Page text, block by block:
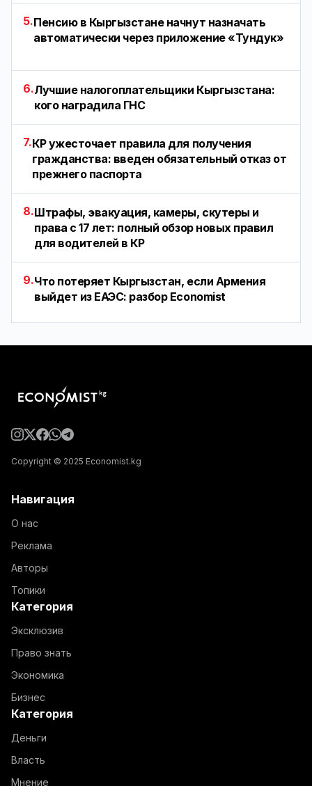
5.Пенсию в Кыргызстане начнут назначать
автоматически через приложение «Тундук»
6.Лучшие налогоплательщики Кыргызстана:
кого наградила ГНС
7.КР ужесточает правила для получения
гражданства: введен обязательный отказ от
прежнего паспорта
8.Штрафы, эвакуация, камеры, скутеры и
права с 17 лет: полный обзор новых правил
для водителей в КР
9.Что потеряет Кыргызстан, если Армения
выйдет из ЕАЭС: разбор Economist
Copyright © 2025 Economist.kg
Навигация
О нас
Реклама
Авторы
Топики
Категория
Эксклюзив
Право знать
Экономика
Бизнес
Категория
Деньги
Власть
Мнение